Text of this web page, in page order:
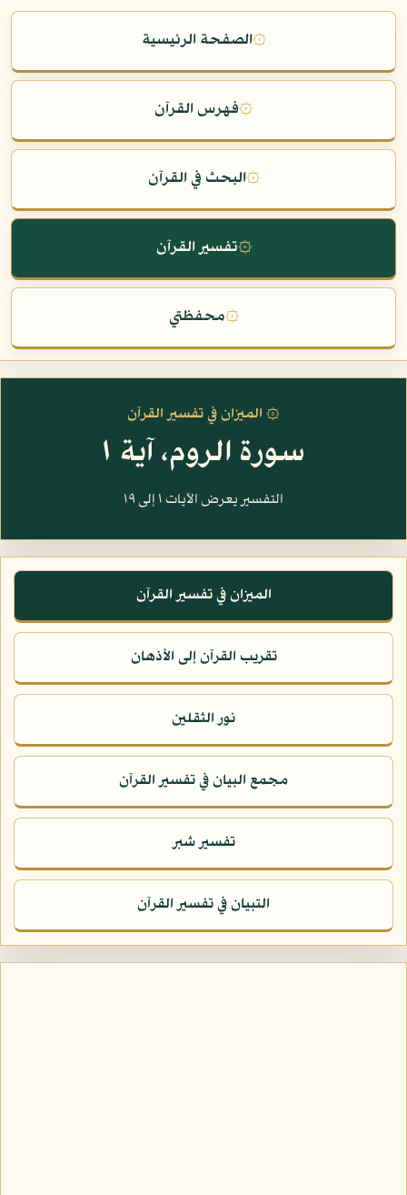
۞الصفحة الرئيسية
۞فهرس القرآن
۞البحث في القرآن
۞تفسير القرآن
۞محفظتي
۞ الميزان في تفسير القرآن
سورة الروم، آية ١
التفسير يعرض الآيات ١ إلى ١٩
الميزان في تفسير القرآن
تقريب القرآن إلى الأذهان
نور الثقلين
مجمع البيان في تفسير القرآن
تفسير شبر
التبيان في تفسير القرآن